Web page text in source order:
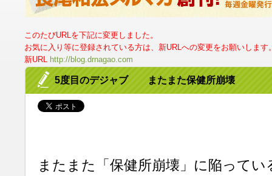
このたびURLを下記に変更しました。
お気に入り等に登録されている方は、新URLへの変更をお願いします
新URL http://blog.drnagao.com
5度目のデジャブ またまた保健所崩壊
またまた「保健所崩壊」に陥ってい